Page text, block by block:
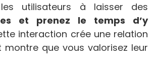
les utilisateurs à laisser des
et prenez le temps d’y
interaction crée une relation
montre que vous valorisez leur